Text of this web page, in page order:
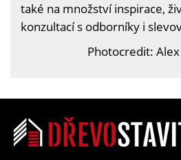
také na množství inspirace,
konzultací s odborníky i
Photocredit: